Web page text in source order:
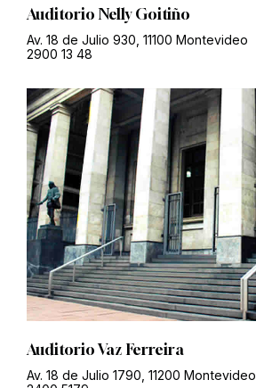
Auditorio Nelly Goitiño
Av. 18 de Julio 930, 11100 Montevideo
2900 13 48
Auditorio Vaz Ferreira
Av. 18 de Julio 1790, 11200 Montevideo